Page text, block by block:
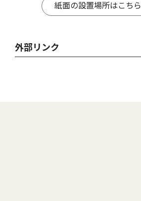
紙面の設置場所はこちら
外部リンク